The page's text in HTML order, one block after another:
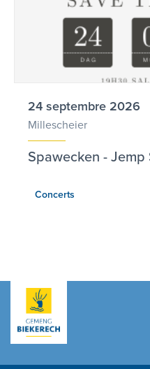
24 septembre 2026
Millescheier
Spawecken - Jemp
Concerts